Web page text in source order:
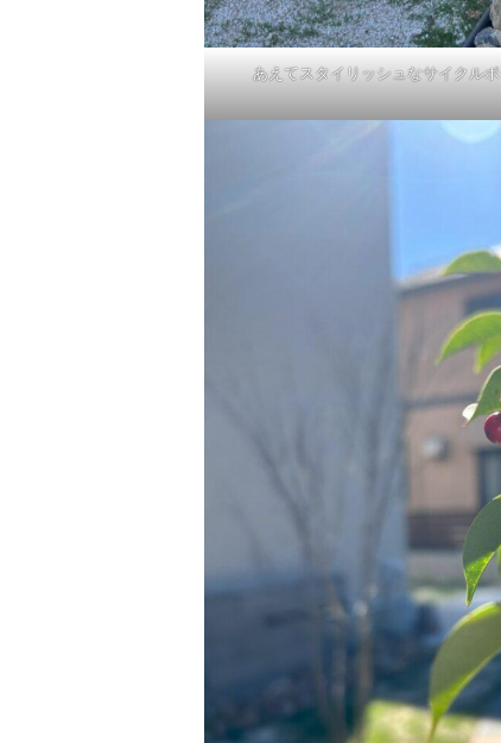
あえてスタイリッシュなサイクル